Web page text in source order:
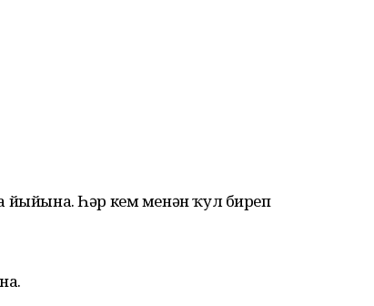
йыйына. Һәр кем менән ҡул биреп